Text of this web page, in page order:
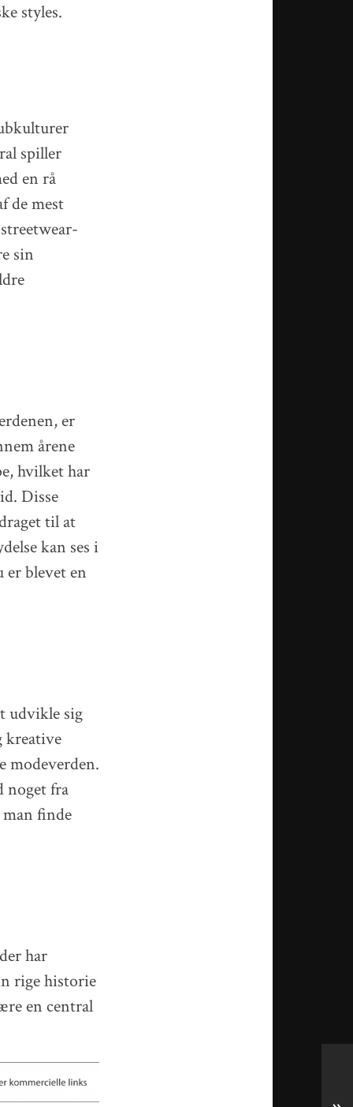
styles.
spiller
en rå
de mest
sin
er
årene
hvilket har
Disse
til at
kan ses i
er blevet en
udvikle sig
kreative
modeverden.
noget fra
finde
har
rige historie
en central